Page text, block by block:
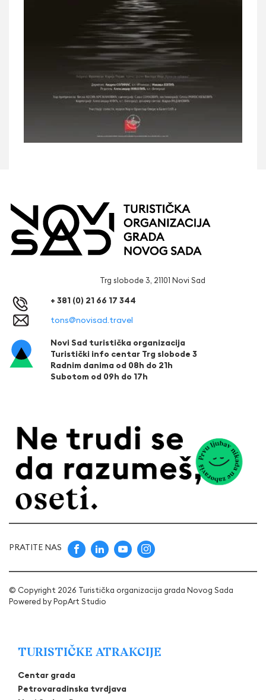
Trg slobode 3, 21101 Novi Sad
+ 381 (0) 21 66 17 344
tons@novisad.travel
Novi Sad turistička organizacija
Turistički info centar Trg slobode 3
Radnim danima od 08h do 21h
Subotom od 09h do 17h
PRATITE NAS
© Copyright 2026 Turistička organizacija grada Novog Sada
Powered byPopArt Studio
TURISTIČKE ATRAKCIJE
Centar grada
Petrovaradinska tvrdjava